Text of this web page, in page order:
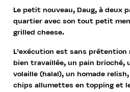
Le petit nouveau, Daug, à deux
quartier avec son tout petit
grilled cheese.
L’exécution est sans
bien travaillée, un pain brioché,
volaille (halal), un homade
chips allumettes en topping et